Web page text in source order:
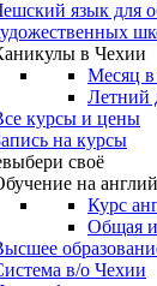
язык для
в Чехии
Месяц
Летний
курсы и цены
на курсы
выбери своё
на
Курс
Общая
в/о Чехии